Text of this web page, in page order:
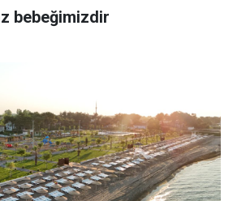
bebeğimizdir